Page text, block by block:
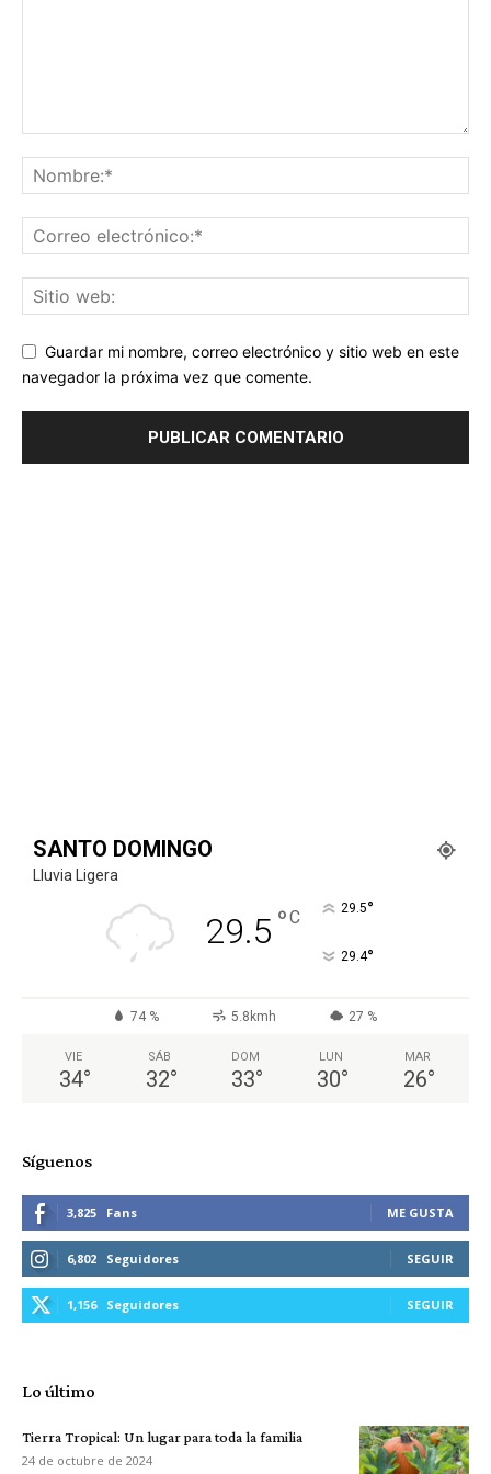
Guardar mi nombre, correo electrónico y sitio web en este
navegador la próxima vez que comente.
SANTO DOMINGO
Lluvia Ligera
29.5 °C 29.5°
29.4°
74 % 5.8kmh 27 %
VIE
34°
SÁB
32°
DOM
33°
LUN
30°
MAR
26°
Síguenos
3,825 Fans ME GUSTA
6,802 Seguidores SEGUIR
1,156 Seguidores SEGUIR
Lo último
Tierra Tropical: Un lugar para toda la familia
24 de octubre de 2024